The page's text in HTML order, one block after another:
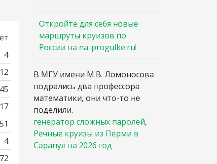
4
12
45
4
Откройте для себя новые
маршруты круизов по
России на na-progulke.ru!
В МГУ имени М.В. Ломоносова
подрались два профессора
математики, они что-то не
поделили.
генератор сложных паролей,
Речные круизы из Перми в
Сарапул на 2026 год